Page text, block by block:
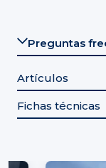
Preguntas
Artículos
Fichas técnicas